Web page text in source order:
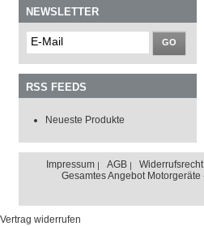
NEWSLETTER
GO
RSS FEEDS
Neueste Produkte
Impressum AGB Widerrufsrecht
Gesamtes Angebot
Vertrag widerrufen